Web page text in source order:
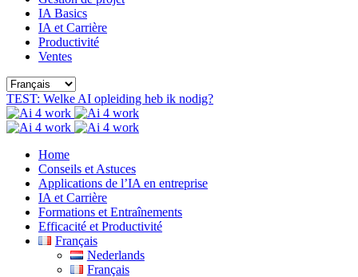
IA Basics
IA et Carrière
Productivité
Ventes
Choisir
une
langue
TEST: Welke AI opleiding heb ik nodig?
Home
Conseils et Astuces
Applications de l’IA en entreprise
IA et Carrière
Formations et Entraînements
Efficacité et Productivité
Français
Nederlands
Français